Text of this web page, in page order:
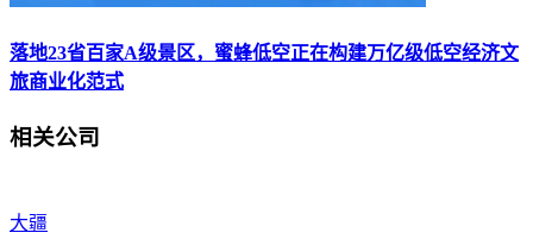
落地23省百家A级景区，蜜蜂低空正在构建万亿级低空经济文
旅商业化范式
相关公司
大疆